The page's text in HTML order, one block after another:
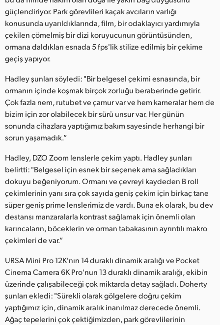
güçlendiriyor. Park görevlileri kaçak avcıların varlığı
konusunda uyarıldıklarında, film, bir odaklayıcı yardımıyla
çekilen çömelmiş bir dizi koruyucunun görüntüsünden,
ormana daldıkları esnada 5 fps'lik stilize edilmiş bir çekime
geçiş yapıyor.
Hadley şunları söyledi: "Bir belgesel çekimi esnasında, bir
ormanın içinde koşmak birçok zorluğu beraberinde getirir.
Çok fazla nem, rutubet ve çamur var ve hem kameralar hem de
bizim için zor olabilecek bir sürü unsur var. Her günün
sonunda cihazlara yaptığımız bakım sayesinde herhangi bir
sorun yaşamadık.”
Hadley, DZO Zoom lenslerle çekim yaptı. Hadley şunları
belirtti: "Belgesel için esnek bir seçenek ama sağladıkları
dokuyu beğeniyorum. Ormanı ve çevreyi kaydeden B roll
çekimlerinin yanı sıra çok sayıda geniş çekim için birkaç tane
süper geniş prime lenslerimiz de vardı. Buna ek olarak, bu dev
destansı manzaralarla kontrast sağlamak için önemli olan
karıncaların, böceklerin ve orman tabakasının ayrıntılı makro
çekimleri de var.”
URSA Mini Pro 12K'nın 14 duraklı dinamik aralığı ve Pocket
Cinema Camera 6K Pro'nun 13 duraklı dinamik aralığı, ekibin
üzerinde çalışabileceği çok miktarda detay sağladı. Doherty
şunları ekledi: "Sürekli olarak gölgelere doğru çekim
yaptığımız için, dinamik aralık inanılmaz derecede önemli.
Ağaç tepelerini çok çektiğimizden, park görevlilerinin